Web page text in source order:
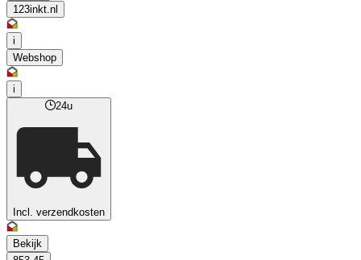
123inkt.nl
i
Webshop
i
24u
Incl. verzendkosten
Bekijk